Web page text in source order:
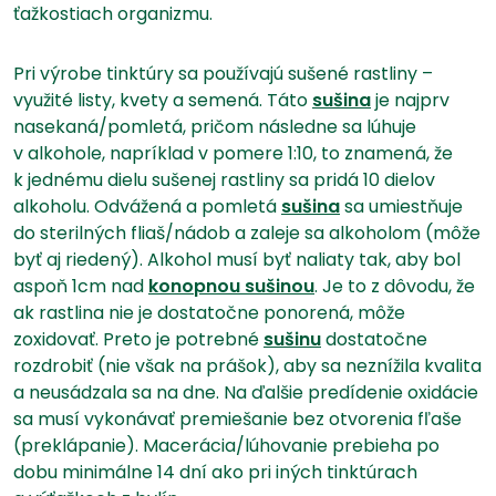
ťažkostiach organizmu.
Pri výrobe tinktúry sa používajú sušené rastliny –
využité listy, kvety a semená. Táto sušinaje najprv
nasekaná/pomletá, pričom následne sa lúhuje
v alkohole, napríklad v pomere 1:10, to znamená, že
k jednému dielu sušenej rastliny sa pridá 10 dielov
alkoholu. Odvážená a pomletá sušinasa umiestňuje
do sterilných fliaš/nádob a zaleje sa alkoholom (môže
byť aj riedený). Alkohol musí byť naliaty tak, aby bol
aspoň 1cm nad konopnou sušinou. Je to z dôvodu, že
ak rastlina nie je dostatočne ponorená, môže
zoxidovať. Preto je potrebné sušinudostatočne
rozdrobiť (nie však na prášok), aby sa neznížila kvalita
a neusádzala sa na dne. Na ďalšie predídenie oxidácie
sa musí vykonávať premiešanie bez otvorenia fľaše
(preklápanie). Macerácia/lúhovanie prebieha po
dobu minimálne 14 dní ako pri iných tinktúrach